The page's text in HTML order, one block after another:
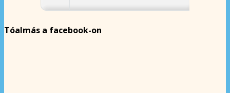
Tóalmás a facebook-on